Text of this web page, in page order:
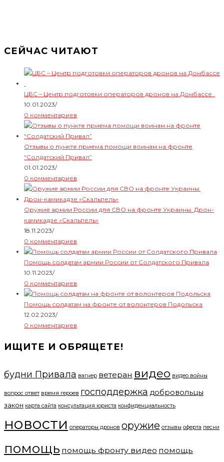
СЕЙЧАС ЧИТАЮТ
ЦБС – Центр подготовки операторов дронов на Донбассе
10.01.2023/
0 комментариев
Отзывы о пункте приема помощи воинам на фронте
“Солдатский Привал”
01.01.2023/
0 комментариев
Оружие армии России для СВО на фронте Украины. Дрон-
камикадзе «Скальпель»
18.11.2023/
0 комментариев
Помощь солдатам армии России от Солдатского Привала
10.11.2023/
0 комментариев
Помощь солдатам на фронте от волонтеров Подольска
12.02.2023/
0 комментариев
ИЩИТЕ И ОБРЯЩЕТЕ!
будни Привала вагнер ветеран видео видео войны
вопрос ответ время героев господдержка добровольцы
закон карта сайта консультация юриста конфиденциальность
новости операторы дронов оружие отзывы оферта песни
помощь помощь фронту видео помощь